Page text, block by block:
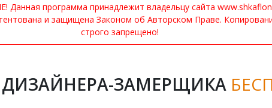
программа принадлежит владельцу сайта
и защищена Законом об Авторском Праве.
строго запрещено!
ЗАМЕРЩИКА